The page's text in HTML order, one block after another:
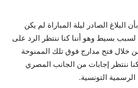
البلاغ الصادر ليلة المباراة لم يكن
لسبب بسيط وهو أننا كنا ننتظر الرد على
من خلال فتح مدارج فوق تلك الممنوحة
كنا ننتظر إجابات من الجانب المصري
التونسية.